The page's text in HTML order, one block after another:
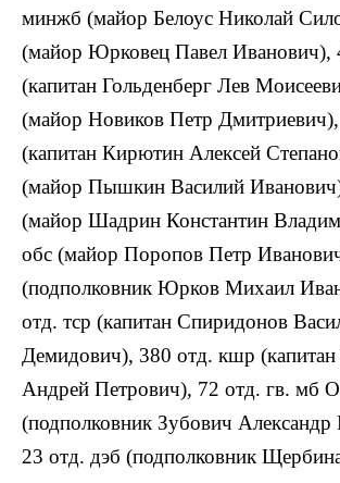
минжб (майор Белоус Николай
(майор Юрковец Павел Иванович),
(капитан Гольденберг Лев
(майор Новиков Петр
(капитан Кирютин Алексей
(майор Пышкин Василий
(майор Шадрин Константин
обс (майор Поропов Петр
(подполковник Юрков Михаил
отд. тср (капитан Спиридонов
Демидович), 380 отд. кшр
Андрей Петрович), 72 отд. гв. мб
(подполковник Зубович
23 отд. дэб (подполковник